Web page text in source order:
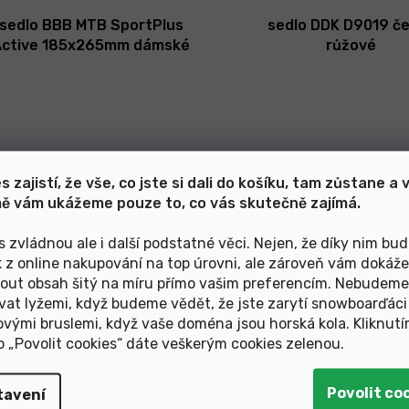
zajistí, že vše, co jste si dali do košíku, tam zůstane a
vám ukážeme pouze to, co vás skutečně zajímá.
zvládnou ale i další podstatné věci. Nejen, že díky nim
z online nakupování na top úrovni, ale zároveň vám
obsah šitý na míru přímo vašim preferencím.
lyžemi, když budeme vědět, že jste zarytí
bruslemi, když vaše doména jsou horská kola.
„Povolit cookies“ dáte veškerým cookies zelenou.
sedlo BBB MTB SportPlus
185x265mm dámské
Skladem v e-shopu
1 149 Kč
sedlo DDK D9019
růžové
Skladem v e-
370 Kč
sedlo DDK DD073MF
Memory černo-
sedlo dětské
24"